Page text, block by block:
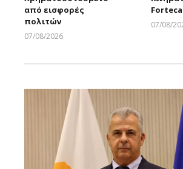
από εισφορές
πολιτών
07/08/2026
Forteca
07/08/